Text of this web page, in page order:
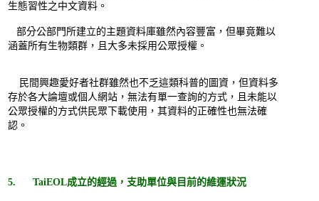
生態習性之中文資料。
部分公部門所建立的主題資料庫雖然內容豐富，但畢竟難以
涵蓋所有生物類群，且大多未採用公眾授權。
民間興趣愛好者社群雖然也不乏這類科普的圖資，但資料多
存於各大論壇或個人網站，無法有單一查詢的方式，且未能以
公眾授權的方式供民眾下載使用，其資料的正確性也無法確
認。
5. TaiEOL成立的經過，支助單位與目前的維運狀況